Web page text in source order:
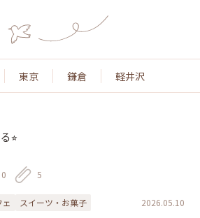
東京 鎌倉 軽井沢
⭐︎
0 5
ェ スイーツ・お菓子 2026.05.10